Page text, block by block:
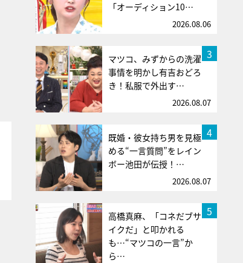
「オーディション10…
2026.08.06
3
マツコ、みずからの洗濯
事情を明かし有吉おどろ
き！私服で外出す…
2026.08.07
4
既婚・彼女持ち男を見極
める“一言質問”をレイン
ボー池田が伝授！…
2026.08.07
5
高橋真麻、「コネだブサ
イクだ」と叩かれる
も…“マツコの一言”か
ら…